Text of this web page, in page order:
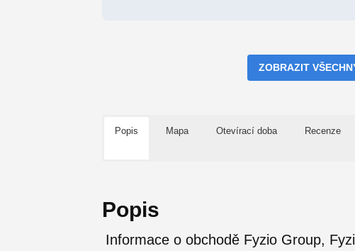
ZOBRAZIT
Popis Mapa Otevírací doba Recenze
Popis
Informace o obchodě Fyzio Group,